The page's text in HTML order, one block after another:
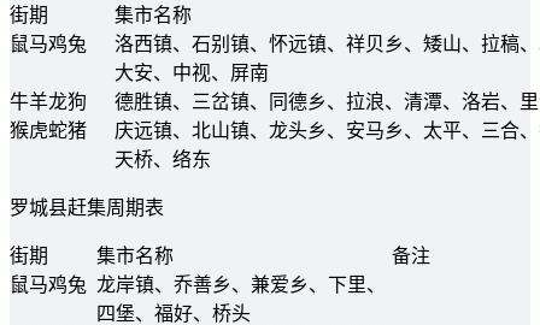
街期
集市名称
鼠马鸡兔
洛西镇、石别镇、怀远镇、祥贝乡、矮山、拉稿
大安、中视、屏南
牛羊龙狗
德胜镇、三岔镇、同德乡、拉浪、清潭、洛岩、
猴虎蛇猪
庆远镇、北山镇、龙头乡、安马乡、太平、三合
天桥、络东
罗城县赶集周期表
街期 集市名称
备注
鼠马鸡兔 龙岸镇、乔善乡、兼爱乡、下里、
四堡、福好、桥头